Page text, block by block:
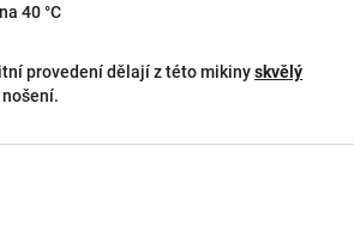
40 °C
provedení dělají z této mikinyskvělý